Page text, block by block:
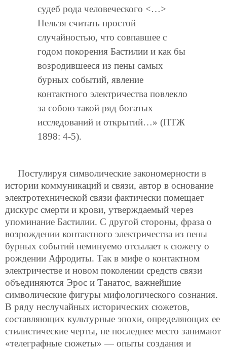
судеб рода человеческого <…>
Нельзя считать простой
случайностью, что совпавшее с
годом покорения Бастилии и как бы
возродившееся из пены самых
бурных событий, явление
контактного электричества повлекло
за собою такой ряд богатых
исследований и открытий…» (ПТЖ
1898: 4-5).
Постулируя символические закономерности в
истории коммуникаций и связи, автор в основание
электротехнической связи фактически помещает
дискурс смерти и крови, утверждаемый через
упоминание Бастилии. С другой стороны, фраза о
возрождении контактного электричества из пены
бурных событий неминуемо отсылает к сюжету о
рождении Афродиты. Так в мифе о контактном
электричестве и новом поколении средств связи
объединяются Эрос и Танатос, важнейшие
символические фигуры мифологического сознания.
В ряду неслучайных исторических сюжетов,
составляющих культурные эпохи, определяющих ее
стилистические черты, не последнее место занимают
«телеграфные сюжеты» — опыты создания и